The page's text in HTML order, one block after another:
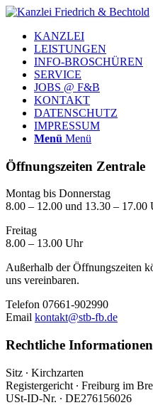
KANZLEI
LEISTUNGEN
INFO-BROSCHÜREN
SERVICE
JOBS @ F&B
KONTAKT
DATENSCHUTZ
IMPRESSUM
Menü Menü
Öffnungszeiten Zentrale
Montag bis Donnerstag
8.00 – 12.00 und 13.30 – 17.00
Freitag
8.00 – 13.00 Uhr
Außerhalb der Öffnungszeiten
uns vereinbaren.
Telefon 07661-902990
Email kontakt@stb-fb.de
Rechtliche Informationen
Sitz ∙ Kirchzarten
Registergericht ∙ Freiburg im
USt-ID-Nr. ∙ DE276156026